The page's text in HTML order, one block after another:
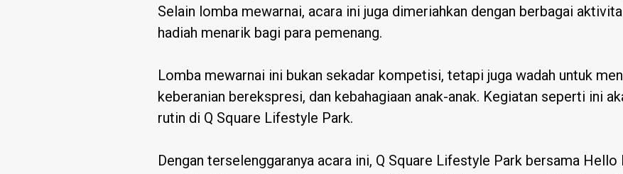
Selain lomba mewarnai, acara ini juga dimeriahkan dengan berbagai
hadiah menarik bagi para pemenang.
Lomba mewarnai ini bukan sekadar kompetisi, tetapi juga wadah untuk
keberanian berekspresi, dan kebahagiaan anak-anak. Kegiatan seperti ini
rutin di Q Square Lifestyle Park.
Dengan terselenggaranya acara ini, Q Square Lifestyle Park bersama